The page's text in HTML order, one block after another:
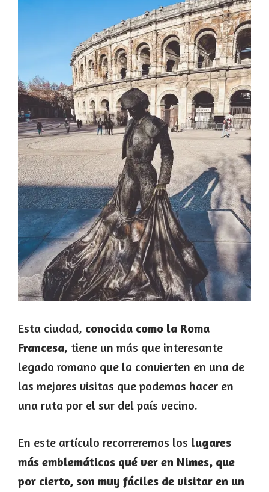
Esta ciudad, conocida como la Roma
Francesa, tiene un más que interesante
legado romano que la convierten en una de
las mejores visitas que podemos hacer en
una ruta por el sur del país vecino.
En este artículo recorreremos los lugares
más emblemáticos qué ver en Nimes, que
por cierto, son muy fáciles de visitar en un